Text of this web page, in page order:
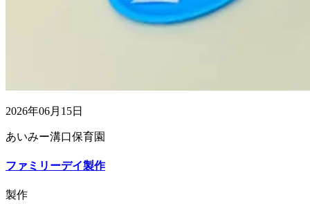
2026年06月15日
あいみー溝口保育園
ファミリーデイ製作
製作